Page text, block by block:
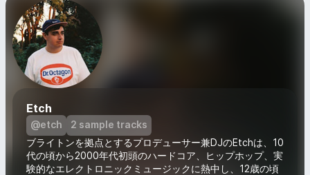
Etch
@etch
2 sample tracks
ブライトンを拠点とするプロデューサー兼DJのEtchは、10
代の頃から2000年代初頭のハードコア、ヒップホップ、実
験的なエレクトロニックミュージックに熱中し、12歳の頃